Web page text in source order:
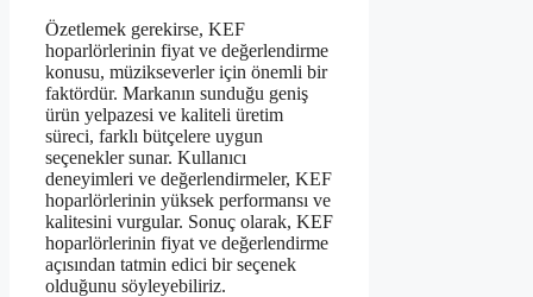
Özetlemek gerekirse, KEF
hoparlörlerinin fiyat ve değerlendirme
konusu, müzikseverler için önemli bir
faktördür. Markanın sunduğu geniş
ürün yelpazesi ve kaliteli üretim
süreci, farklı bütçelere uygun
seçenekler sunar. Kullanıcı
deneyimleri ve değerlendirmeler, KEF
hoparlörlerinin yüksek performansı ve
kalitesini vurgular. Sonuç olarak, KEF
hoparlörlerinin fiyat ve değerlendirme
açısından tatmin edici bir seçenek
olduğunu söyleyebiliriz.